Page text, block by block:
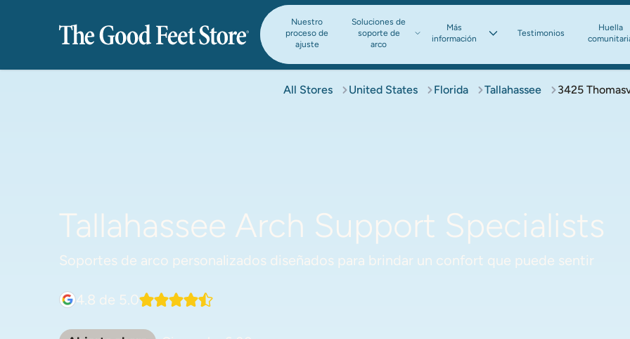
Nuestro
proceso de
ajuste
Soluciones de
soporte de
arco​​​​​​​
Más
información​​​​​​​
Testimonios
Huella
All Stores United States Florida Tallahassee 3425
Tallahassee Arch Support Specialists
Soportes de arco personalizados diseñados para brindar un confort que puede sentir
4.8 de 5.0